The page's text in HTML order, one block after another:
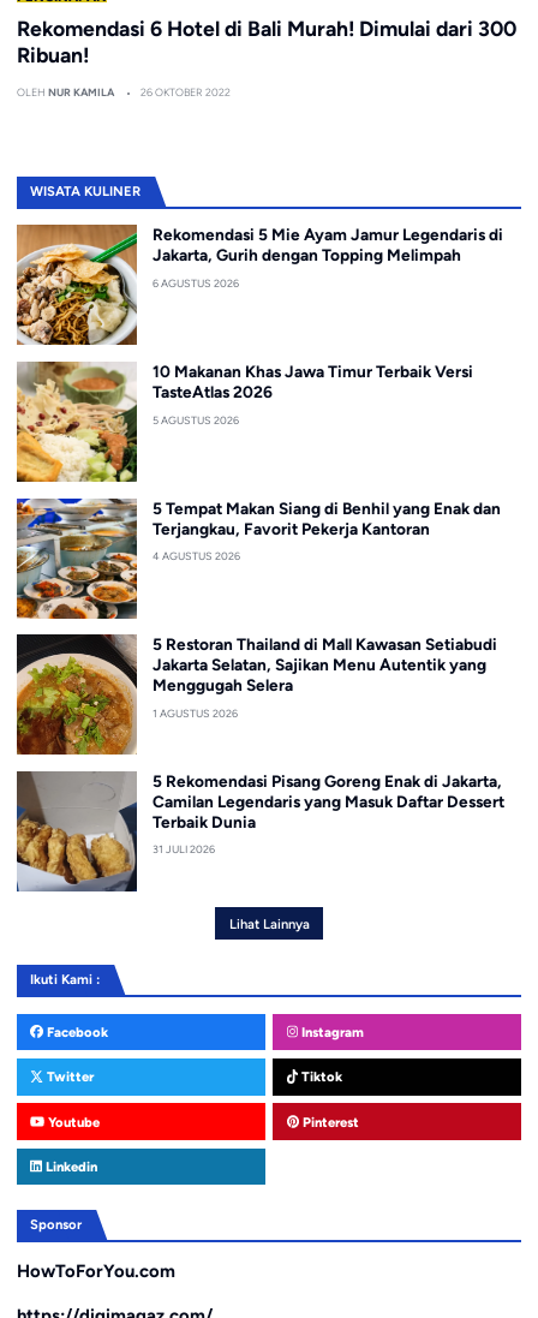
Rekomendasi 6 Hotel di Bali Murah! Dimulai dari 300
Ribuan!
OLEH NUR KAMILA 26 OKTOBER 2022
WISATA KULINER
Rekomendasi 5 Mie Ayam Jamur Legendaris di
Jakarta, Gurih dengan Topping Melimpah
6 AGUSTUS 2026
10 Makanan Khas Jawa Timur Terbaik Versi
TasteAtlas 2026
5 AGUSTUS 2026
5 Tempat Makan Siang di Benhil yang Enak dan
Terjangkau, Favorit Pekerja Kantoran
4 AGUSTUS 2026
5 Restoran Thailand di Mall Kawasan Setiabudi
Jakarta Selatan, Sajikan Menu Autentik yang
Menggugah Selera
1 AGUSTUS 2026
5 Rekomendasi Pisang Goreng Enak di Jakarta,
Camilan Legendaris yang Masuk Daftar Dessert
Terbaik Dunia
31 JULI 2026
Lihat Lainnya
Ikuti Kami :
Facebook Instagram
Twitter Tiktok
Youtube Pinterest
Linkedin
Sponsor
HowToForYou.com